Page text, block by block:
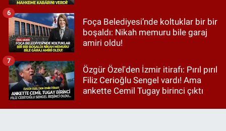
Foça Belediyesi’nde koltuklar bir bir
boşaldı: Nikah memuru bile garaj
amiri oldu!
6
Özgür Özel'den İzmir itirafı: Pırıl pırıl
Filiz Cerioğlu Sengel vardı! Ama
ankette Cemil Tugay birinci çıktı
7